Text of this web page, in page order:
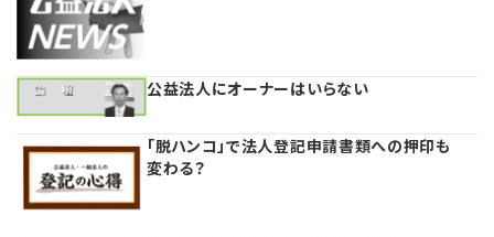
【連載】実務と税務のポイント
【連載】事務局だよりPLUS
【連載】テーマで紐解く逆引きガイドライン
【連載】悩みと向き合う経営学
プライバシーポリシー
公益法人にオーナーはいらない
「脱ハンコ」で法人登記申請書類への押印も
変わる？